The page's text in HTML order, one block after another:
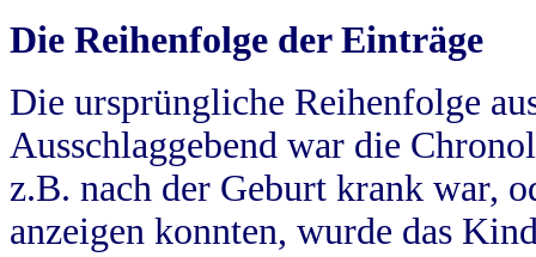
Die Reihenfolge der Einträge
Die ursprüngliche Reihenfolge
Ausschlaggebend war die
z.B. nach der Geburt krank war,
anzeigen konnten, wurde das